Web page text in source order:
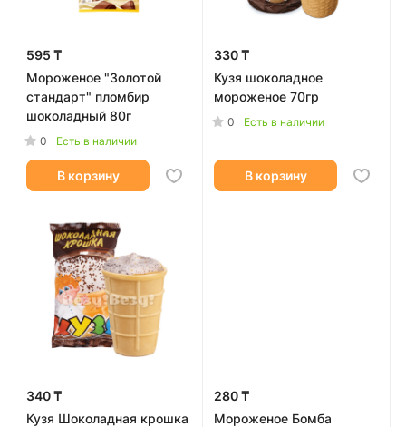
595 ₸
Мороженое "Золотой
стандарт" пломбир
шоколадный 80г
0 Есть в наличии
В корзину
330 ₸
Кузя шоколадное
мороженое 70гр
0 Есть в наличии
В корзину
340 ₸
Кузя Шоколадная крошка
280 ₸
Мороженое Бомба